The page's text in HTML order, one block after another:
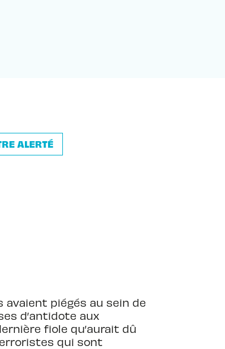
ALERTÉ
avaient piégés au sein de
d’antidote aux
fiole qu’aurait dû
qui sont